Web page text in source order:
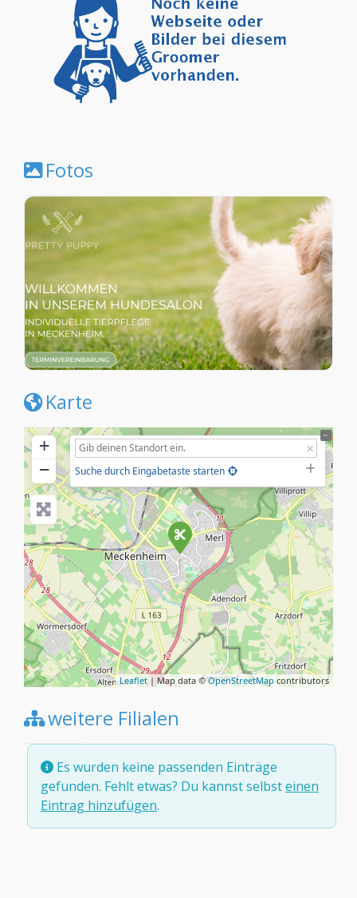
Fotos
Karte
+
−
Suche durch Eingabetaste starten
Leaflet| Map data ©OpenStreetMap contributors
weitere Filialen
Es wurden keine passenden Einträge
gefunden. Fehlt etwas? Du kannst selbsteinen
Eintrag hinzufügen.